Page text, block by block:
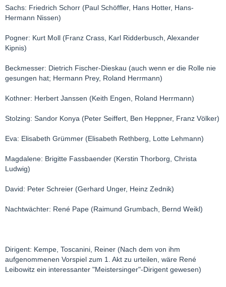
Sachs: Friedrich Schorr (Paul Schöffler, Hans Hotter, Hans-
Hermann Nissen)
Pogner: Kurt Moll (Franz Crass, Karl Ridderbusch, Alexander
Kipnis)
Beckmesser: Dietrich Fischer-Dieskau (auch wenn er die Rolle nie
gesungen hat; Hermann Prey, Roland Herrmann)
Kothner: Herbert Janssen (Keith Engen, Roland Herrmann)
Stolzing: Sandor Konya (Peter Seiffert, Ben Heppner, Franz Völker)
Eva: Elisabeth Grümmer (Elisabeth Rethberg, Lotte Lehmann)
Magdalene: Brigitte Fassbaender (Kerstin Thorborg, Christa
Ludwig)
David: Peter Schreier (Gerhard Unger, Heinz Zednik)
Nachtwächter: René Pape (Raimund Grumbach, Bernd Weikl)
Dirigent: Kempe, Toscanini, Reiner (Nach dem von ihm
aufgenommenen Vorspiel zum 1. Akt zu urteilen, wäre René
Leibowitz ein interessanter "Meistersinger"-Dirigent gewesen)